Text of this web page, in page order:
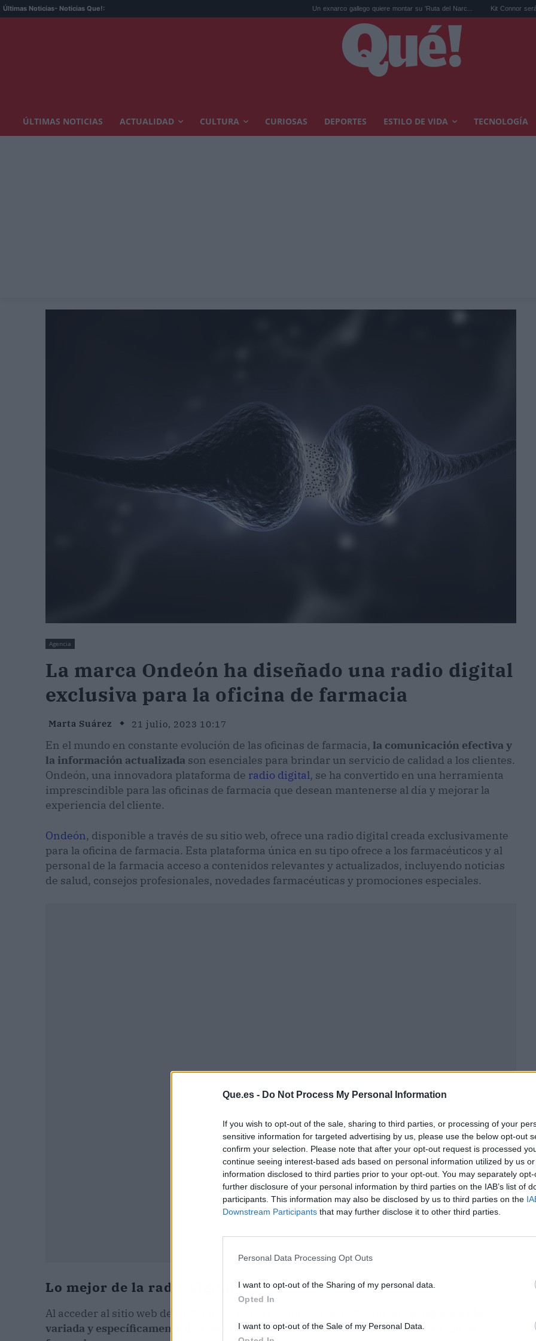
Que.es - Do Not Process My Personal Information
If you wish to opt-out of the sale, sharing to third parties, or processing of your
sensitive information for targeted advertising by us, please use the below opt-out
confirm your selection. Please note that after your opt-out request is processed
continue seeing interest-based ads based on personal information utilized by us
information disclosed to third parties prior to your opt-out. You may separately
further disclosure of your personal information by third parties on the IAB’s list of
participants. This information may also be disclosed by us to third parties on the
Downstream Participants that may further disclose it to other third parties.
Personal Data Processing Opt Outs
I want to opt-out of the Sharing of my personal data.
Opted In
I want to opt-out of the Sale of my Personal Data.
Últimas Noticias- Noticias Que!: Un exnarco gallego quiere montar su 'Ruta del Narc... Kit Connor será Cíclope en los
ÚLTIMAS NOTICIAS ACTUALIDAD CULTURA CURIOSAS DEPORTES ESTILO DE VIDA TECNOLOGÍA
Agencia
La marca Ondeón ha diseñado una radio digital
exclusiva para la oficina de farmacia
Marta Suárez 21 julio, 2023 10:17
En el mundo en constante evolución de las oficinas de farmacia, la comunicación efectiva y
la información actualizada son esenciales para brindar un servicio de calidad a los clientes.
Ondeón, una innovadora plataforma de radio digital, se ha convertido en una herramienta
imprescindible para las oficinas de farmacia que desean mantenerse al día y mejorar la
experiencia del cliente.
Ondeón, disponible a través de su sitio web, ofrece una radio digital creada exclusivamente
para la oficina de farmacia. Esta plataforma única en su tipo ofrece a los farmacéuticos y al
personal de la farmacia acceso a contenidos relevantes y actualizados, incluyendo noticias
de salud, consejos profesionales, novedades farmacéuticas y promociones especiales.
Lo mejor de la radio digital
Al acceder al sitio web de Ondeón, los usuarios pueden disfrutar de una
variada y específicamente diseñada para satisfacer las necesidades de la oficina de